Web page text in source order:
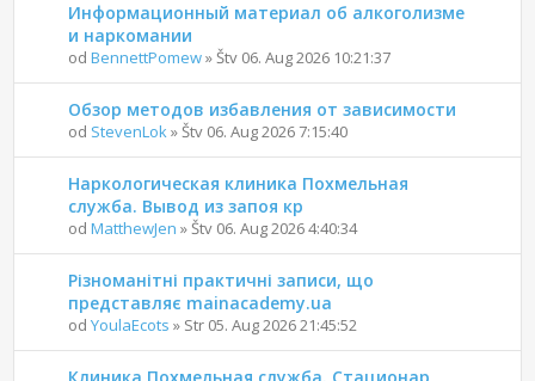
Информационный материал об алкоголизме
и наркомании
odBennettPomew» Štv 06. Aug 2026 10:21:37
Обзор методов избавления от зависимости
od StevenLok» Štv 06. Aug 2026 7:15:40
Наркологическая клиника Похмельная
служба. Вывод из запоя кр
odMatthewJen » Štv 06. Aug 2026 4:40:34
Різноманітні практичні записи, що
представляє mainacademy.ua
odYoulaEcots » Str 05. Aug 2026 21:45:52